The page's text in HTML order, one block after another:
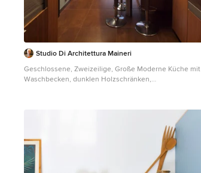
Studio Di Architettura Maineri
Geschlossene, Zweizeilige, Große Moderne Küche mit
Waschbecken, dunklen Holzschränken,